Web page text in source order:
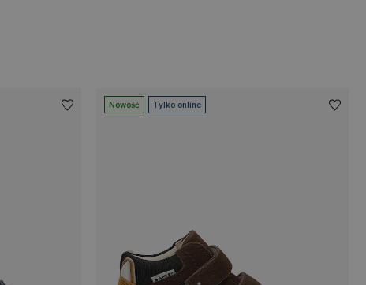
Nowość Tylko online